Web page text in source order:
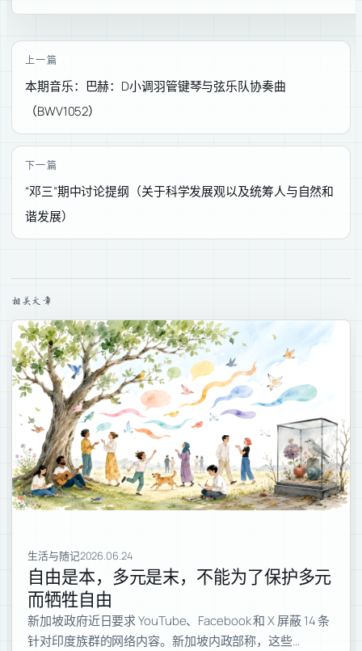
上一篇
本期音乐：巴赫：D小调羽管键琴与弦乐队协奏曲
（BWV1052）
下一篇
“邓三”期中讨论提纲（关于科学发展观以及统筹人与自然和
谐发展）
相关文章
生活与随记2026.06.24
自由是本，多元是末，不能为了保护多元
而牺牲自由
新加坡政府近日要求 YouTube、Facebook 和 X 屏蔽 14 条
针对印度族群的网络内容。新加坡内政部称，这些…